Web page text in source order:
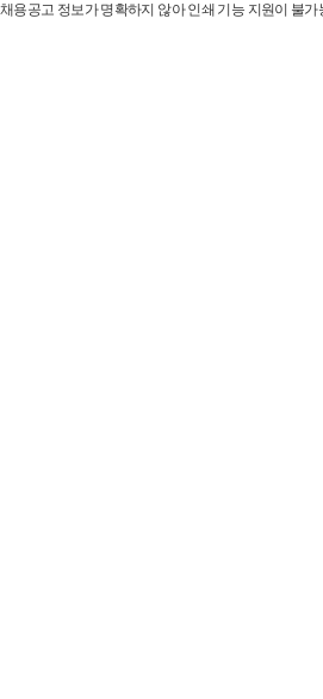
채용공고 정보가 명확하지 않아 인쇄 기능 지원이 불가